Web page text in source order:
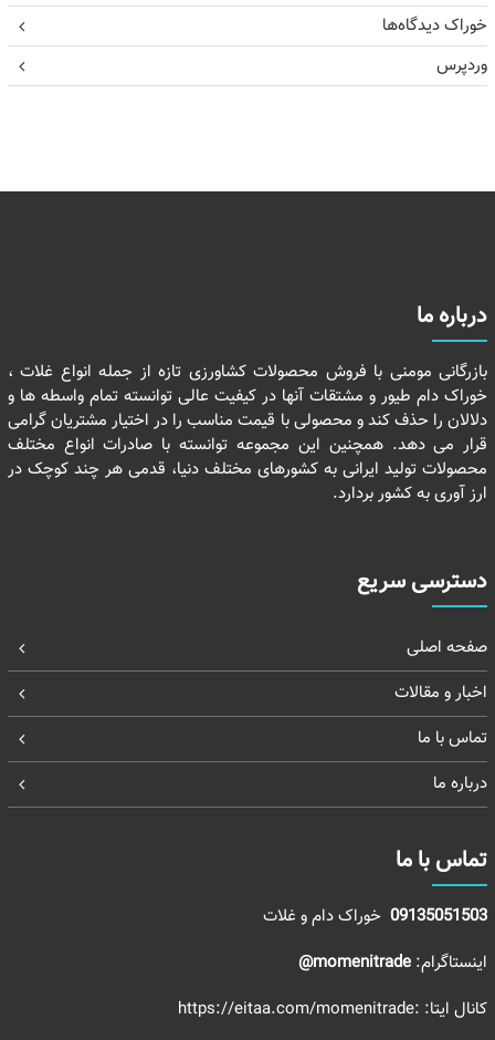
خوراک دیدگاه‌ها
وردپرس
درباره ما
بازرگانی مومنی با فروش محصولات کشاورزی تازه از جمله انواع غلات ،
خوراک دام طیور و مشتقات آنها در کیفیت عالی توانسته تمام واسطه ها و
دلالان را حذف کند و محصولی با قیمت مناسب را در اختیار مشتریان گرامی
قرار می دهد. همچنین این مجموعه توانسته با صادرات انواع مختلف
محصولات تولید ایرانی به کشورهای مختلف دنیا، قدمی هر چند کوچک در
ارز آوری به کشور بردارد.
دسترسی سریع
صفحه اصلی
اخبار و مقالات
تماس با ما
درباره ما
تماس با ما
09135051503خوراک دام و غلات
اینستاگرام: momenitrade@
کانال ایتا: :https://eitaa.com/momenitrade